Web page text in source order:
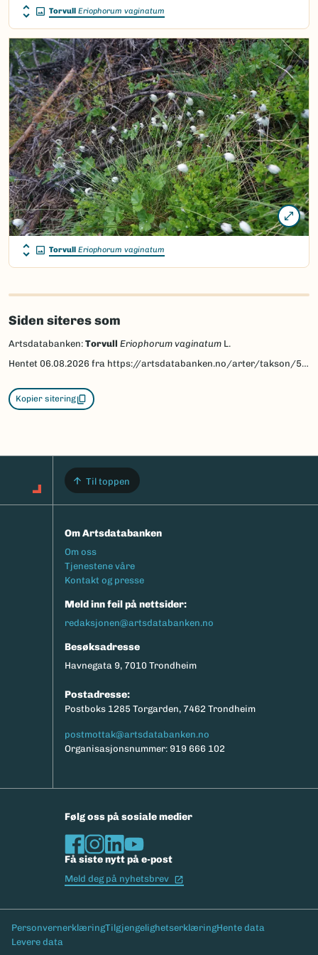
Torvull Eriophorum vaginatum
Torvull Eriophorum vaginatum
Siden siteres som
Artsdatabanken: Torvull Eriophorum vaginatum L.
Hentet 06.08.2026 fra https://artsdatabanken.no/arter/takson/59735
Kopier sitering
Til toppen
Om Artsdatabanken
Footermeny
Om oss
Tjenestene våre
Kontakt og presse
Meld inn feil på nettsider:
redaksjonen@artsdatabanken.no
Besøksadresse
Havnegata 9, 7010 Trondheim
Postadresse:
Postboks 1285 Torgarden, 7462 Trondheim
postmottak@artsdatabanken.no
Organisasjonsnummer: 919 666 102
Følg oss på sosiale medier
Få siste nytt på e-post
Meld deg på nyhetsbrev
Bunntekst
PersonvernerklæringTilgjengelighetserklæringHente data
Levere data